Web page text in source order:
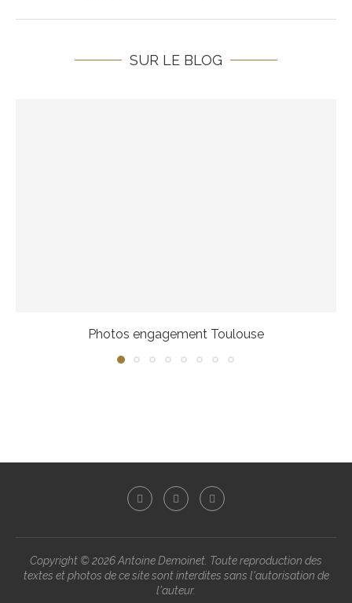
SUR LE BLOG
Photos engagement Toulouse
Copyright © 2026 Antoine Demoinet. Toute reproduction des
textes et photos de ce site sont interdites sans l'autorisation de
l'auteur.